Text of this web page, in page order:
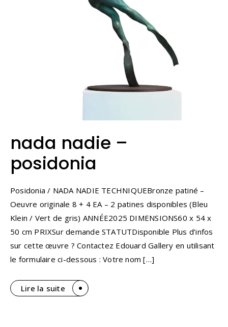
nada nadie –
posidonia
Posidonia / NADA NADIE TECHNIQUEBronze patiné –
Oeuvre originale 8 + 4 EA – 2 patines disponibles (Bleu
Klein / Vert de gris) ANNÉE2025 DIMENSIONS60 x 54 x
50 cm PRIXSur demande STATUTDisponible Plus d’infos
sur cette œuvre ? Contactez Edouard Gallery en utilisant
le formulaire ci-dessous : Votre nom […]
Lire la suite